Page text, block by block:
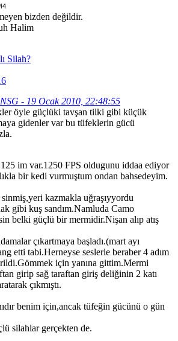
bizden değildir.
Silah?
- 19 Ocak 2010, 22:48:55
öyle güçlüki tavşan tilki gibi küçük
gidenler var bu tüfeklerin gücü
im var.1250 FPS oldugunu iddaa ediyor
bir kedi vurmuştum ondan bahsedeyim.
kazmakla uğraşıyyordu
gibi kuş sandım.Namluda Camo
belki güçlü bir mermidir.Nişan alıp atış
çıkartmaya başladı.(mart ayı
etti tabi.Herneyse seslerle beraber 4 adım
için yanına gittim.Mermi
girip sağ taraftan giriş deliğinin 2 katı
çıkmıştı.
benim için,ancak tüfeğin gücünü o gün
silahlar gerçekten de.